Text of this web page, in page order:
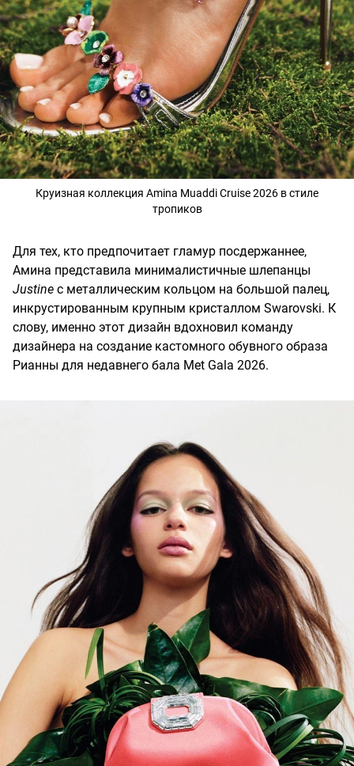
Круизная коллекция Amina Muaddi Cruise 2026 в стиле
тропиков
Для тех, кто предпочитает гламур посдержаннее,
Амина представила минималистичные шлепанцы
Justine с металлическим кольцом на большой палец,
инкрустированным крупным кристаллом Swarovski. К
слову, именно этот дизайн вдохновил команду
дизайнера на создание кастомного обувного образа
Рианны для недавнего бала Met Gala 2026.